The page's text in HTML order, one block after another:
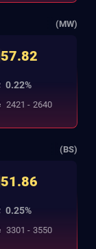
(MW)
57.82
0.22%
2421 - 2640
(BS)
51.86
0.25%
3301 - 3550